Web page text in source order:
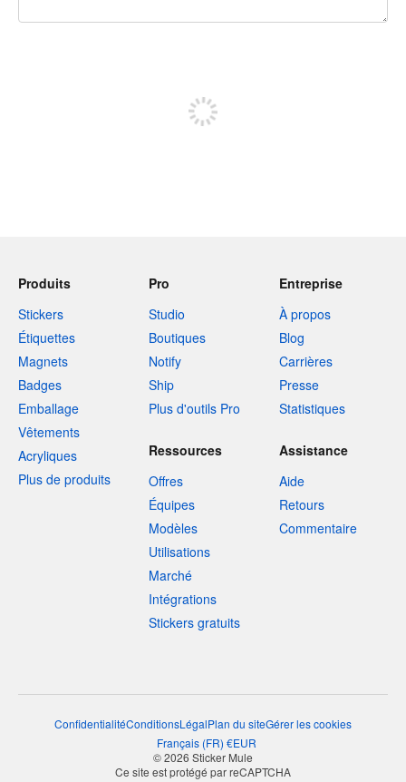
Produits
Stickers
Étiquettes
Magnets
Badges
Emballage
Vêtements
Acryliques
Plus de produits
Pro
Studio
Boutiques
Notify
Ship
Plus d'outils Pro
Entreprise
À propos
Blog
Carrières
Presse
Statistiques
Ressources
Offres
Équipes
Modèles
Utilisations
Marché
Intégrations
Stickers gratuits
Assistance
Aide
Retours
Commentaire
ConfidentialitéConditionsLégalPlan du siteGérer les cookies
Français (FR) €EUR
© 2026 Sticker Mule
Ce site est protégé par reCAPTCHA